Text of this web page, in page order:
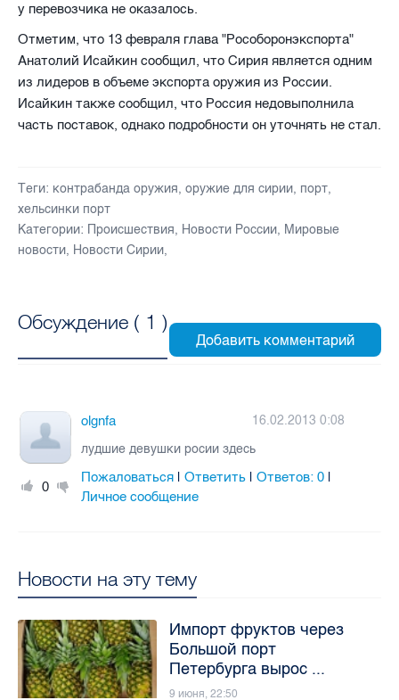
у перевозчика не оказалось.
Отметим, что 13 февраля глава "Рособоронэкспорта"
Анатолий Исайкин сообщил, что Сирия является одним
из лидеров в объеме экспорта оружия из России.
Исайкин также сообщил, что Россия недовыполнила
часть поставок, однако подробности он уточнять не стал.
Теги: контрабанда оружия, оружие для сирии, порт,
хельсинки порт
Категории: Происшествия, Новости России, Мировые
новости, Новости Сирии,
Обсуждение ( 1 )
0
olgnfa
16.02.2013 0:08
лудшие девушки росии здесь
Пожаловаться |Ответить |Ответов:0
Личное сообщение
Новости на эту тему
Импорт фруктов через
Большой порт
Петербурга вырос ...
9 июня, 22:50